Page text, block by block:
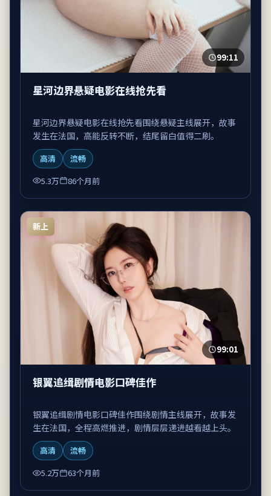
99:11
星河边界悬疑电影在线抢先看
星河边界悬疑电影在线抢先看围绕悬疑主线展开，故事
发生在法国，高能反转不断，结尾留白值得二刷。
高清
流畅
5.3万
86个月前
新上
99:01
银翼追缉剧情电影口碑佳作
银翼追缉剧情电影口碑佳作围绕剧情主线展开，故事发
生在法国，全程高燃推进，剧情层层递进越看越上头。
高清
流畅
5.2万
63个月前